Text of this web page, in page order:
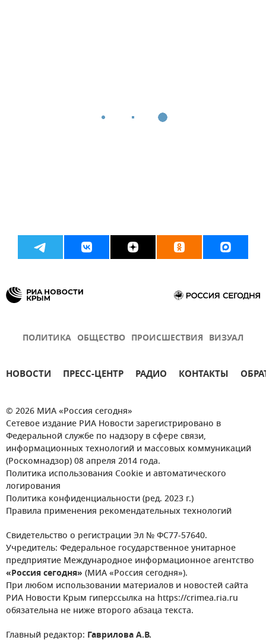
ПОЛИТИКА ОБЩЕСТВО ПРОИСШЕСТВИЯ ВИЗУАЛ
НОВОСТИ ПРЕСС-ЦЕНТР РАДИО КОНТАКТЫ
© 2026 МИА «Россия сегодня»
Сетевое издание РИА Новости зарегистрировано в
Федеральной службе по надзору в сфере связи,
информационных технологий и массовых коммуникаций
(Роскомнадзор) 08 апреля 2014 года.
Политика использования Cookie и автоматического
логирования
Политика конфиденциальности (ред. 2023 г.)
Правила применения рекомендательных технологий
Свидетельство о регистрации Эл № ФС77-57640.
Учредитель: Федеральное государственное унитарное
предприятие Международное информационное агентство
«Россия сегодня» (МИА «Россия сегодня»).
При любом использовании материалов и новостей сайта
РИА Новости Крым гиперссылка на https://crimea.ria.ru
обязательна не ниже второго абзаца текста.
Главный редактор: Гаврилова А.В.